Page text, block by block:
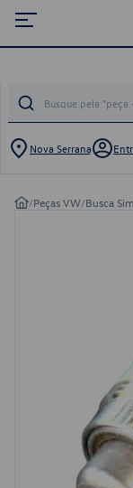
Nova Serrana
/Peças VW/Busca